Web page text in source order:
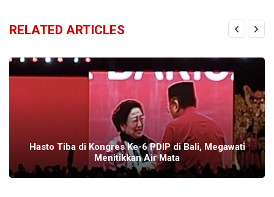
RELATED ARTICLES
Hasto Tiba di Kongres Ke-6 PDIP di Bali, Megawati
Menitikkan Air Mata